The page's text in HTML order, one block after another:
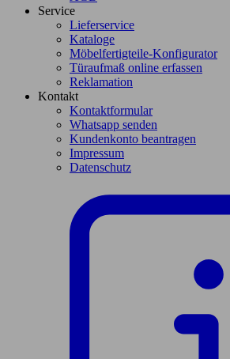
Service
Lieferservice
Kataloge
Möbelfertigteile-Konfigurator
Türaufmaß online erfassen
Reklamation
Kontakt
Kontaktformular
Whatsapp senden
Kundenkonto beantragen
Impressum
Datenschutz